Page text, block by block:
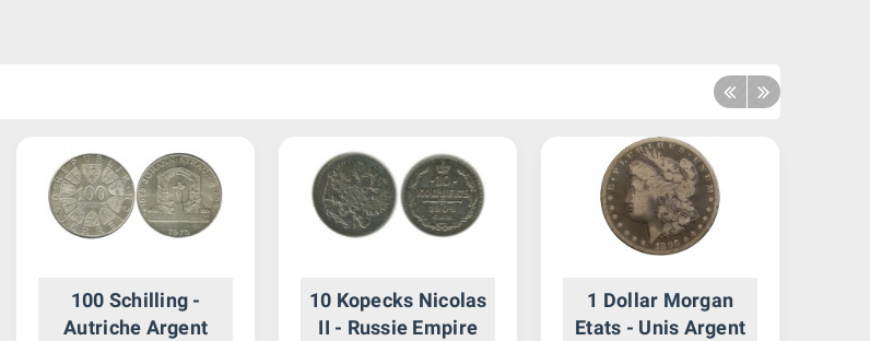
100 Schilling -
Autriche Argent
10 Kopecks Nicolas
II - Russie Empire
1 Dollar Morgan
Etats - Unis Argent